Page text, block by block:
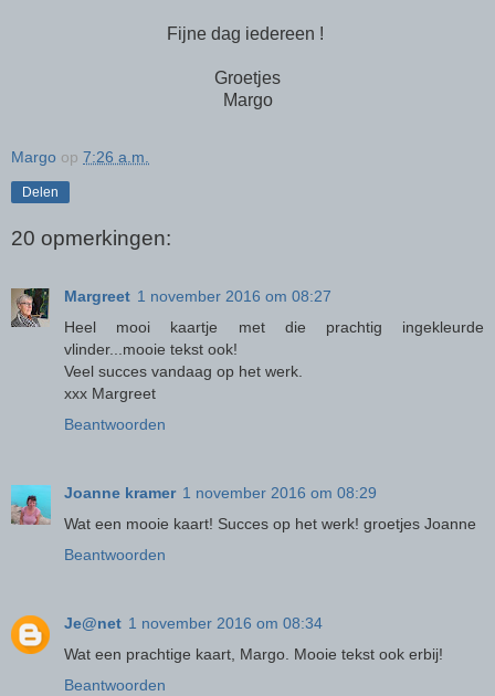
Fijne dag iedereen !
Groetjes
Margo
Margo op 7:26 a.m.
Delen
20 opmerkingen:
Margreet 1 november 2016 om 08:27
Heel mooi kaartje met die prachtig ingekleurde
vlinder...mooie tekst ook!
Veel succes vandaag op het werk.
xxx Margreet
Beantwoorden
Joanne kramer 1 november 2016 om 08:29
Wat een mooie kaart! Succes op het werk! groetjes Joanne
Beantwoorden
Je@net 1 november 2016 om 08:34
Wat een prachtige kaart, Margo. Mooie tekst ook erbij!
Beantwoorden